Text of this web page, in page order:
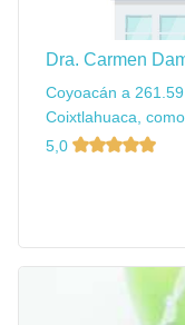
Dra. Carmen
Coyoacán a
Coixtlahuaca,
5,0